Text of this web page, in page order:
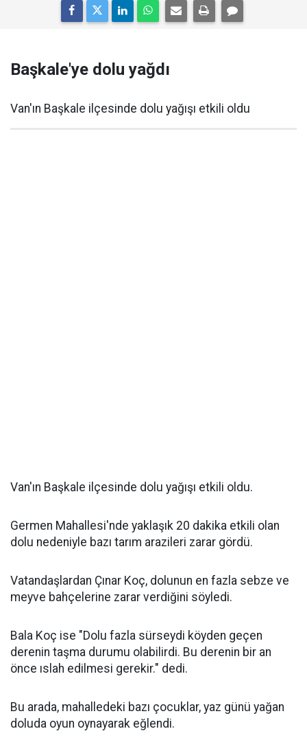
Başkale'ye dolu yağdı
Van'ın Başkale ilçesinde dolu yağışı etkili oldu
Van'ın Başkale ilçesinde dolu yağışı etkili oldu.
Germen Mahallesi'nde yaklaşık 20 dakika etkili olan
dolu nedeniyle bazı tarım arazileri zarar gördü.
Vatandaşlardan Çınar Koç, dolunun en fazla sebze ve
meyve bahçelerine zarar verdiğini söyledi.
Bala Koç ise "Dolu fazla sürseydi köyden geçen
derenin taşma durumu olabilirdi. Bu derenin bir an
önce ıslah edilmesi gerekir." dedi.
Bu arada, mahalledeki bazı çocuklar, yaz günü yağan
doluda oyun oynayarak eğlendi.